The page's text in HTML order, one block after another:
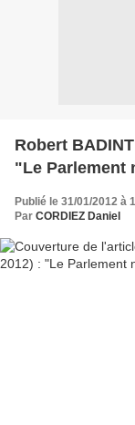
Robert
"Le Parlement
Publié le 31/01/2012 à
Par CORDIEZ Daniel